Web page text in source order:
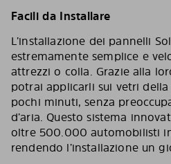
Facili da Installare
L’installazione dei pannelli
estremamente semplice e
attrezzi o colla. Grazie alla
potrai applicarli sui vetri
pochi minuti, senza
d’aria. Questo sistema
oltre 500.000 automobilisti
rendendo l’installazione un